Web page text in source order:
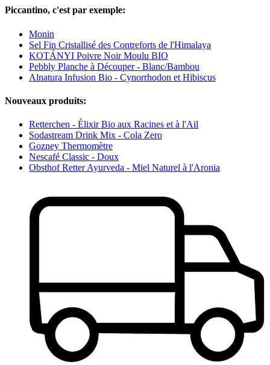
Piccantino, c'est par exemple:
Monin
Sel Fin Cristallisé des Contreforts de l'Himalaya
KOTÁNYI Poivre Noir Moulu BIO
Pebbly Planche à Découper - Blanc/Bambou
Alnatura Infusion Bio - Cynorrhodon et Hibiscus
Nouveaux produits:
Retterchen - Élixir Bio aux Racines et à l'Ail
Sodastream Drink Mix - Cola Zero
Gozney Thermomètre
Nescafé Classic - Doux
Obsthof Retter Ayurveda - Miel Naturel à l'Aronia